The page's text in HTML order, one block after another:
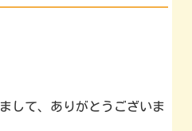
して、ありがとうございま